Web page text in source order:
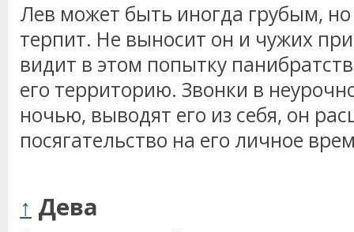
Лев может быть иногда грубым, но
терпит. Не выносит он и чужих
видит в этом попытку
его территорию. Звонки в
ночью, выводят его из себя, он
посягательство на его личное
↑ Дева